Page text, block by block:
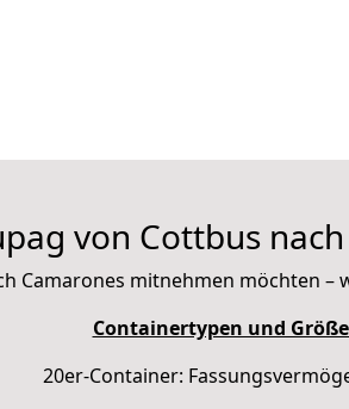
von Cottbus
Camarones mitnehmen möchten
Containertypen und
20er-Container: